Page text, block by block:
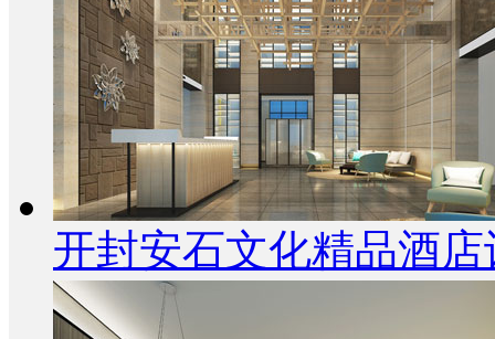
开封安石文化精品酒